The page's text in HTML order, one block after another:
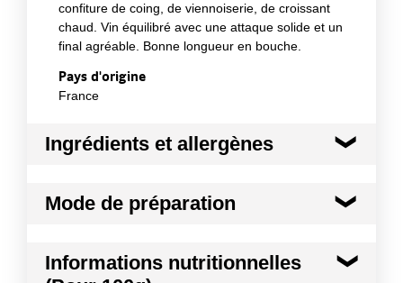
confiture de coing, de viennoiserie, de croissant
chaud. Vin équilibré avec une attaque solide et un
final agréable. Bonne longueur en bouche.
Pays d'origine
France
Ingrédients et allergènes
Champagne
Opérations
Mode de préparation
sur une viande blanche ou une volaille.
Informations nutritionnelles